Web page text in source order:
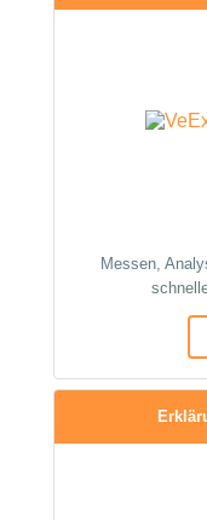
Messen,